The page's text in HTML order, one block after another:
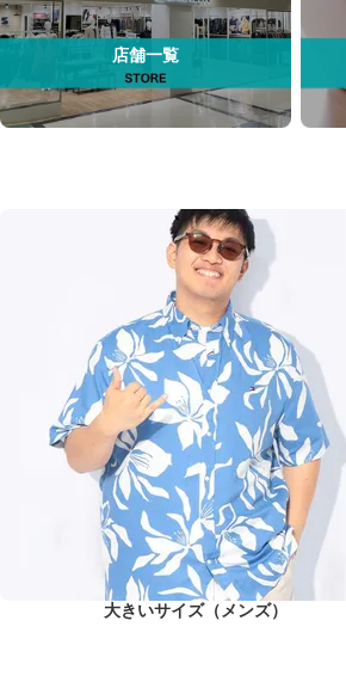
店舗一覧
大きいサイズ（メンズ）